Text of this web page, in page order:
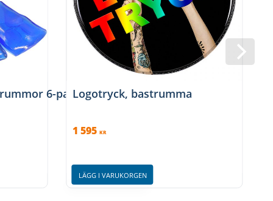
6-packLogotryck, bastrumma
1 595 KR
LÄGG I VARUKORGEN